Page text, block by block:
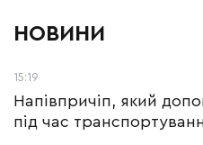
НОВИНИ
15:19
Напівпричіп, який
під час